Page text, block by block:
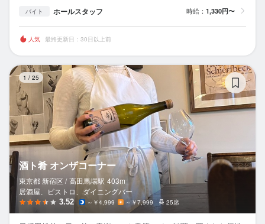
バイト ホールスタッフ 時給： 1,330円〜
人気 最終更新日：30日以上前
1 / 25
酒ト肴 オンザコーナー
東京都 新宿区 / 高田馬場駅 403m
居酒屋、ビストロ、ダイニングバー
3.52 ～￥4,999 ～￥7,999 25席